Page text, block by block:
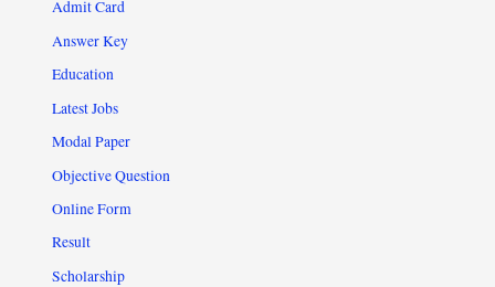
Admit Card
Answer Key
Education
Latest Jobs
Modal Paper
Objective Question
Online Form
Result
Scholarship